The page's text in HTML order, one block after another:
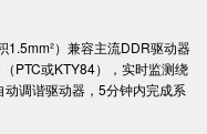
1.5mm²）兼容主流DDR驱动器
PTC或KTY84），实时监测绕
动调谐驱动器，5分钟内完成系